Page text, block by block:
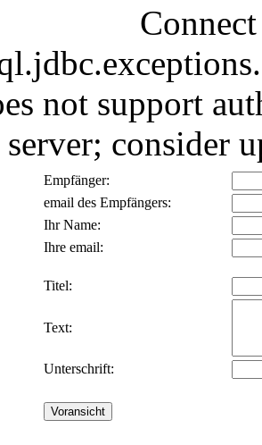
not support
server; consider
Empfänger:
email des Empfängers:
Ihr Name:
Ihre email:
Titel:
Text:
Unterschrift: